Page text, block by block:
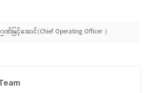
ာဏ်မြင့်အောင်(Chief Operating Officer )